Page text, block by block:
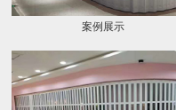
案例展示